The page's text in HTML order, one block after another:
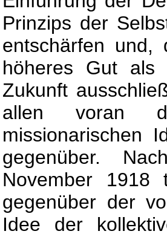
Prinzips der
entschärfen
höheres Gut
Zukunft
allen voran
missionarischen
gegenüber.
November 1918
gegenüber der
Idee der